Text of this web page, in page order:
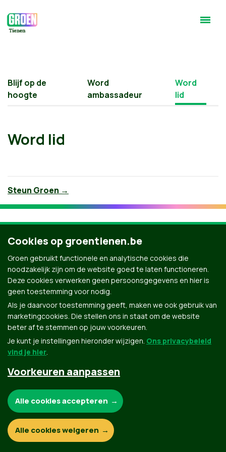
Blijf op de
hoogte
Word
ambassadeur
Word
lid
Word lid
Steun Groen →
Groen.be
© Copyright Groen 2026 | Gemaakt metNationBuilder| Gebouwd doorTectonica
Contact Privacybeleid
Cookies op groentienen.be
Groen gebruikt functionele en analytische cookies die
noodzakelijk zijn om de website goed te laten functioneren.
Deze cookies verwerken geen persoonsgegevens en hier is
geen toestemming voor nodig.
Als je daarvoor toestemming geeft, maken we ook gebruik van
marketingcookies. Die stellen ons in staat om de website
beter af te stemmen op jouw voorkeuren.
Je kunt je instellingen hieronder wijzigen. Ons privacybeleid
vind je hier.
Voorkeuren aanpassen
Functionele en analytische cookies:
Alle cookies accepteren
Alle cookies weigeren